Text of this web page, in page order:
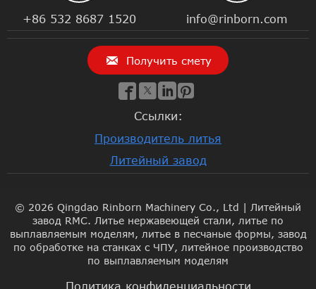
+86 532 8687 1520 info@rinborn.com
 Получить смету
   
Ссылки:
Производитель литья
Литейный завод
© 2026 Qingdao Rinborn Machinery Co., Ltd | Литейный
завод RMC. Литье нержавеющей стали, литье по
выплавляемым моделям, литье в песчаные формы, завод
по обработке на станках с ЧПУ, литейное производство
по выплавляемым моделям